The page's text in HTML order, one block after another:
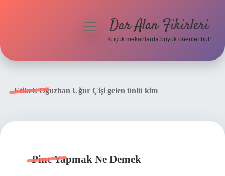
menüyüDar Alan Fikirleri
Küçük mekanlarda büyük öneriler bul!
Etiket:Oğuzhan Uğur Çişi gelen ünlü kim
Pinc Yapmak Ne Demek